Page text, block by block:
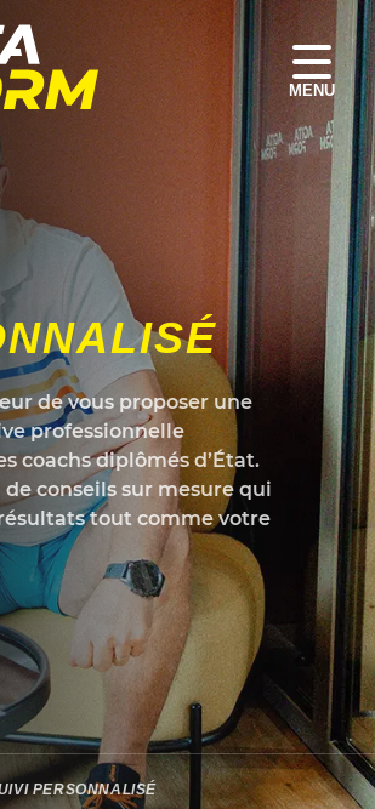
ACTIVITÉS
SUIVI PERSONNALISÉ
NOS TARIFS
de vous proposer une
professionnelle
coachs diplômés d’État.
conseils sur mesure qui
tout comme votre
PERSONNALISÉ